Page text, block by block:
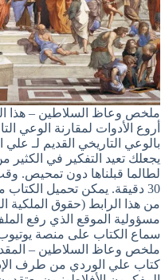
ملخص وعاظ السلاطين – هذا
أروع الأدوات لمقارنة الوعي
بالوعي التاريخي القديم لـ
يجعلك تعيد التفكير في الكثير
لطالما قبلناها دون تمحيص.
30 دقيقة. يمكن تحميل
من هذا الرابط (حقوق الملكية
مسؤولية الموقع الذي رفع
سماع الكتاب على منصة
ملخص وعاظ السلاطين –
كتاب علي الوردي من طرف